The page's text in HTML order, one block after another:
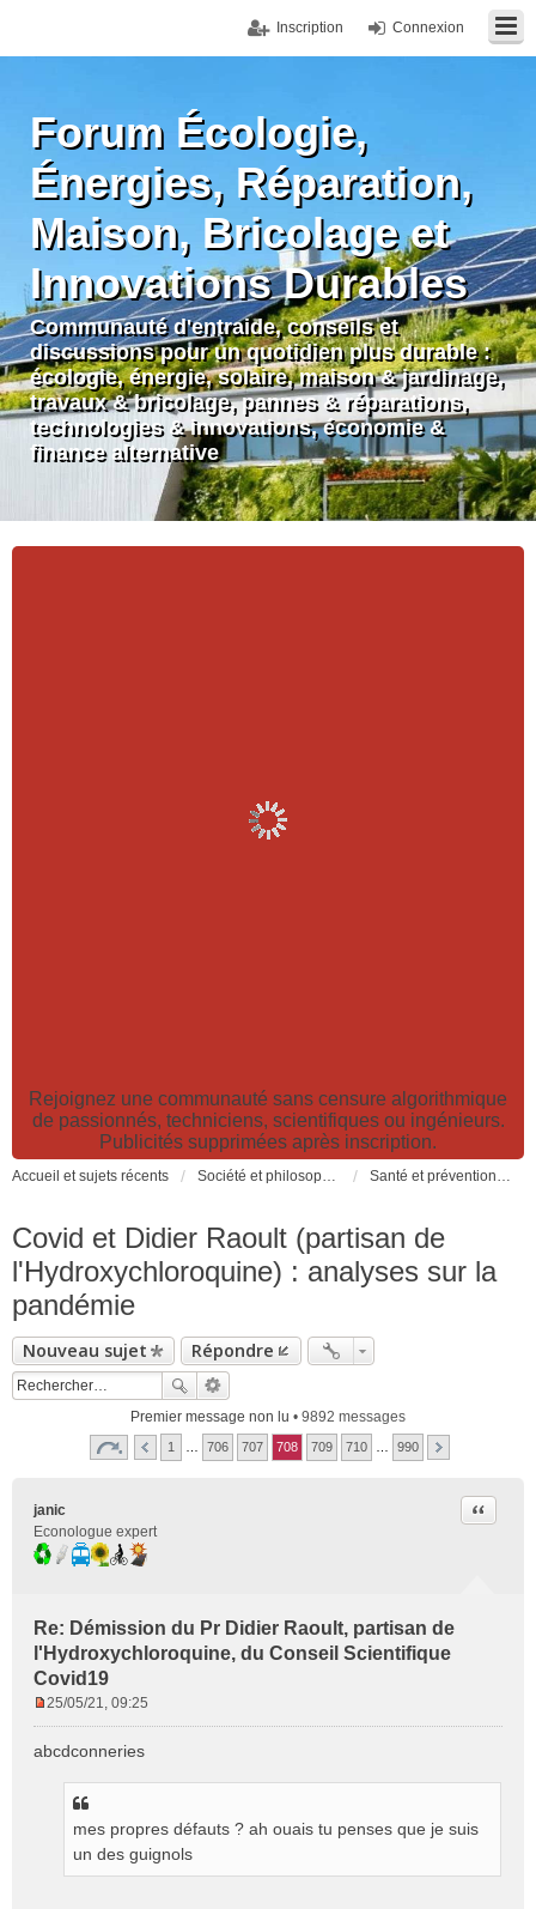
Connexion
Inscription
Forum Écologie,
Énergies, Réparation,
Maison, Bricolage et
Innovations Durables
Communauté d'entraide, conseils et
discussions pour un quotidien plus durable :
écologie, énergie, solaire, maison & jardinage,
travaux & bricolage, pannes & réparations,
technologies & innovations, économie &
finance alternative
Rejoignez une communauté sans censure algorithmique
de passionnés, techniciens, scientifiques ou ingénieurs.
Publicités supprimées après inscription.
Accueil et sujets récents Société et philosophie. Sciences et technologies. Santé et prévention. Santé et prévention. Pollutions, causes et effets des risques environnementaux
Covid et Didier Raoult (partisan de
l'Hydroxychloroquine) : analyses sur la
pandémie
Nouveau sujet Répondre
Premier message non lu • 9892 messages
1 706 707 708 709 710 990
janic
Econologue expert
Re: Démission du Pr Didier Raoult, partisan de
l'Hydroxychloroquine, du Conseil Scientifique
Covid19
Citer
s
25/05/21, 09:25
abcdconneries
mes propres défauts ? ah ouais tu penses que je suis
un des guignols